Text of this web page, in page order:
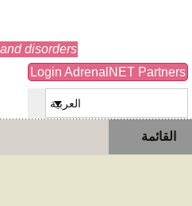
disorders
Login AdrenalNET Partners
العربية
القائمة
البحث